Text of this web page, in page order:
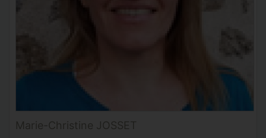
Marie-Christine JOSSET